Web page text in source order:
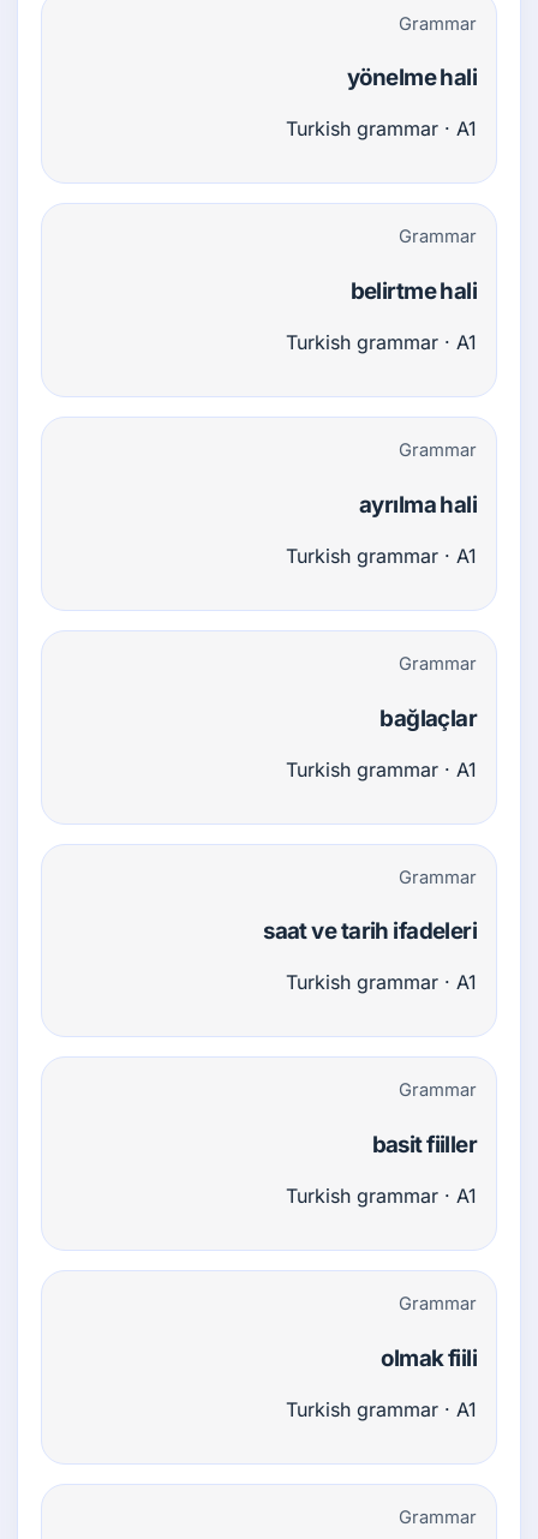
Grammar
yönelme hali
Turkish grammar · A1
Grammar
belirtme hali
Turkish grammar · A1
Grammar
ayrılma hali
Turkish grammar · A1
Grammar
bağlaçlar
Turkish grammar · A1
Grammar
saat ve tarih ifadeleri
Turkish grammar · A1
Grammar
basit fiiller
Turkish grammar · A1
Grammar
olmak fiili
Turkish grammar · A1
Grammar